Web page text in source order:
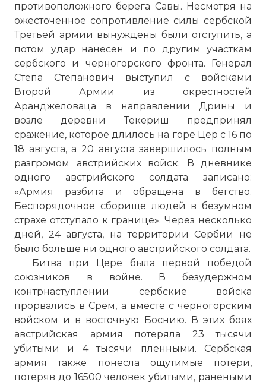
противоположного берега Савы. Несмотря на
ожесточенное сопротивление силы сербской
Третьей армии вынуждены были отступить, а
потом удар нанесен и по другим участкам
сербского и черногорского фронта. Генерал
Степа Степанович выступил с войсками
Второй Армии из окрестностей
Аранджеловаца в направлении Дрины и
возле деревни Текериш предпринял
сражение, которое длилось на горе Цер с 16 по
18 августа, а 20 августа завершилось полным
разгромом австрийских войск. В дневнике
одного австрийского солдата записано:
«Армия разбита и обращена в бегство.
Беспорядочное сборище людей в безумном
страхе отступало к границе». Через несколько
дней, 24 августа, на территории Сербии не
было больше ни одного австрийского солдата.
Битва при Цере была первой победой
союзников в войне. В безудержном
контрнаступлении сербские войска
прорвались в Срем, а вместе с черногорским
войском и в восточную Боснию. В этих боях
австрийская армия потеряла 23 тысячи
убитыми и 4 тысячи пленными. Сербская
армия также понесла ощутимые потери,
потеряв до 16500 человек убитыми, ранеными